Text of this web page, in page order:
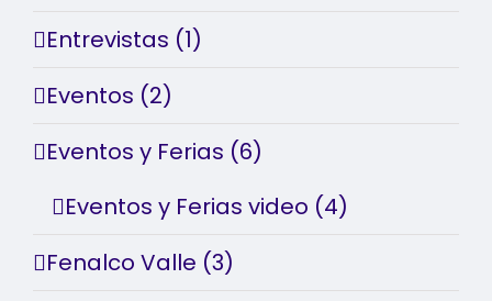
Entrevistas (1)
Eventos (2)
Eventos y Ferias (6)
Eventos y Ferias video (4)
Fenalco Valle (3)